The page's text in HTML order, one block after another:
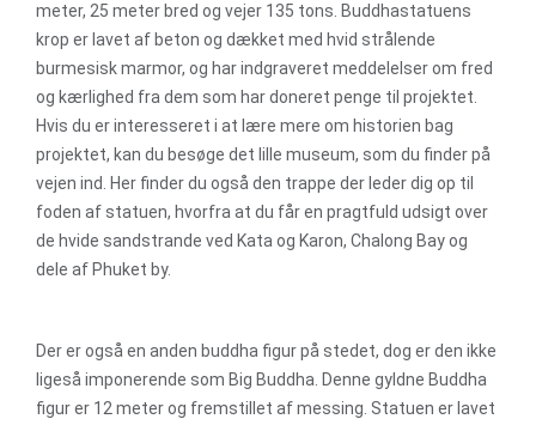
meter, 25 meter bred og vejer 135 tons. Buddhastatuens
krop er lavet af beton og dækket med hvid strålende
burmesisk marmor, og har indgraveret meddelelser om fred
og kærlighed fra dem som har doneret penge til projektet.
Hvis du er interesseret i at lære mere om historien bag
projektet, kan du besøge det lille museum, som du finder på
vejen ind. Her finder du også den trappe der leder dig op til
foden af statuen, hvorfra at du får en pragtfuld udsigt over
de hvide sandstrande ved Kata og Karon, Chalong Bay og
dele af Phuket by.
Der er også en anden buddha figur på stedet, dog er den ikke
ligeså imponerende som Big Buddha. Denne gyldne Buddha
figur er 12 meter og fremstillet af messing. Statuen er lavet